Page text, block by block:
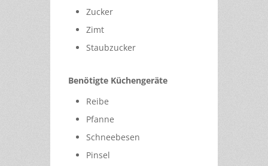
Zucker
Zimt
Staubzucker
Benötigte Küchengeräte
Reibe
Pfanne
Schneebesen
Pinsel